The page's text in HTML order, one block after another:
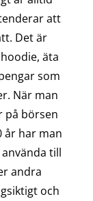
att
Det är
äta
som
När man
på börsen
år har man
till
andra
och